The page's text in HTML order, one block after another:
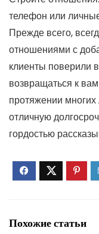
телефон или
Прежде всего,
отношениями с
клиенты поверили
возвращаться к
протяжении
отличную
гордостью
Похожие статьи